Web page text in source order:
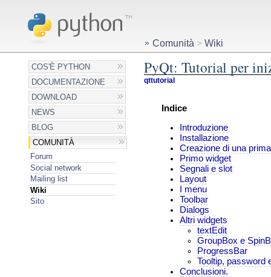
COS'È PYTHON
DOCUMENTAZIONE
DOWNLOAD
NEWS
BLOG
COMUNITÀ
Forum
Social network
Mailing list
Wiki
Sito
Comunità > Wiki
PyQt: Tutorial per
qttutorial
Indice
Introduzione
Installazione
Creazione di una
Primo widget
Segnali e slot
Layout
I menu
Toolbar
Dialogs
Altri widgets
textEdit
GroupBox e
ProgressBar
Tooltip, password
Conclusioni.